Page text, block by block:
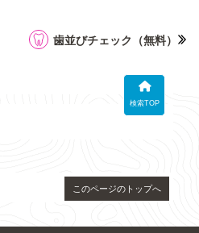
検索TOP
歯並びチェック （無料）
このページのトップへ